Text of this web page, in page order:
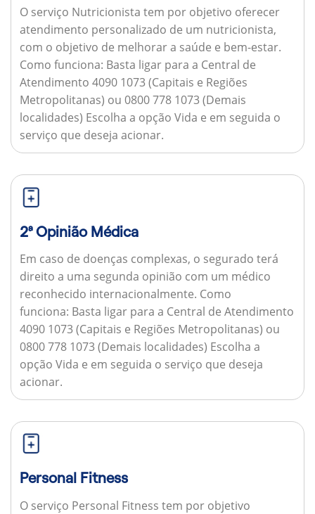
O serviço Nutricionista tem por objetivo oferecer
atendimento personalizado de um nutricionista,
com o objetivo de melhorar a saúde e bem-estar.
Como funciona: Basta ligar para a Central de
Atendimento 4090 1073 (Capitais e Regiões
Metropolitanas) ou 0800 778 1073 (Demais
localidades) Escolha a opção Vida e em seguida o
serviço que deseja acionar.
2ª Opinião Médica
Em caso de doenças complexas, o segurado terá
direito a uma segunda opinião com um médico
reconhecido internacionalmente. Como
funciona: Basta ligar para a Central de Atendimento
4090 1073 (Capitais e Regiões Metropolitanas) ou
0800 778 1073 (Demais localidades) Escolha a
opção Vida e em seguida o serviço que deseja
acionar.
Personal Fitness
O serviço Personal Fitness tem por objetivo